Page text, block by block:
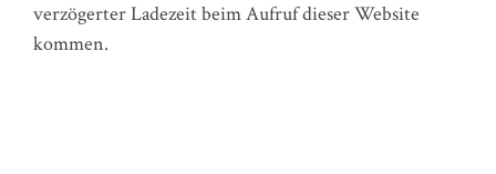
verzögerter Ladezeit beim Aufruf dieser Website
kommen.